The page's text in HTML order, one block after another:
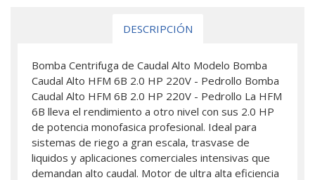
DESCRIPCIÓN
Bomba Centrifuga de Caudal Alto Modelo Bomba
Caudal Alto HFM 6B 2.0 HP 220V - Pedrollo Bomba
Caudal Alto HFM 6B 2.0 HP 220V - Pedrollo La HFM
6B lleva el rendimiento a otro nivel con sus 2.0 HP
de potencia monofasica profesional. Ideal para
sistemas de riego a gran escala, trasvase de
liquidos y aplicaciones comerciales intensivas que
demandan alto caudal. Motor de ultra alta eficiencia